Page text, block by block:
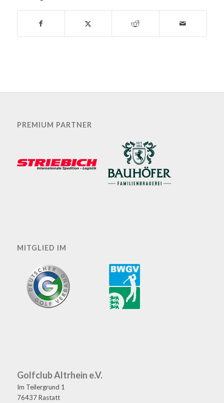
PREMIUM PARTNER
MITGLIED IM
Golfclub Altrhein e.V.
Im Teilergrund 1
76437 Rastatt